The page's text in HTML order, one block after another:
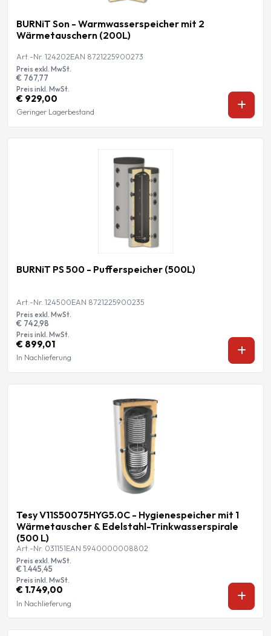
BURNiT Son - Warmwasserspeicher mit 2
Wärmetauschern (200L)
Art.-Nr. 124202EAN 8721225900273
Preis exkl. MwSt.
€ 767,77
Preis inkl. MwSt.
€ 929,00
Geringer Lagerbestand
BURNiT PS 500 - Pufferspeicher (500L)
Art.-Nr. 124500EAN 8721225900235
Preis exkl. MwSt.
€ 742,98
Preis inkl. MwSt.
€ 899,01
In Nachlieferung
Tesy V11S50075HYG5.0C - Hygienespeicher mit 1
Wärmetauscher & Edelstahl-Trinkwasserspirale
(500 L)
Art.-Nr. 031151EAN 5940000008802
Preis exkl. MwSt.
€ 1.445,45
Preis inkl. MwSt.
€ 1.749,00
In Nachlieferung